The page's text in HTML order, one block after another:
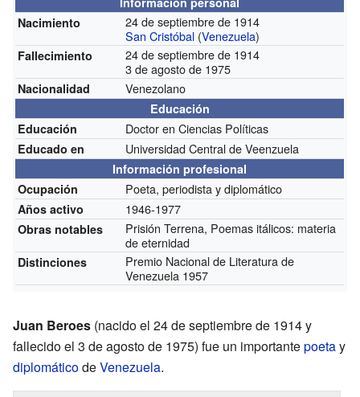
Nacimiento
24 de septiembre de 1914
San Cristóbal (Venezuela)
Fallecimiento
24 de septiembre de 1914
3 de agosto de 1975
Nacionalidad Venezolano
Educación
Educación
Doctor en Ciencias Políticas
Educado en Universidad Central de Veenzuela
Información profesional
Ocupación
Poeta, periodista y diplomático
Años activo 1946-1977
Obras notables
Prisión Terrena, Poemas itálicos: materia
de eternidad
Distinciones
Premio Nacional de Literatura de
Venezuela 1957
Juan Beroes (nacido el 24 de septiembre de 1914 y
fallecido el 3 de agosto de 1975) fue un importantepoetay
diplomáticodeVenezuela.